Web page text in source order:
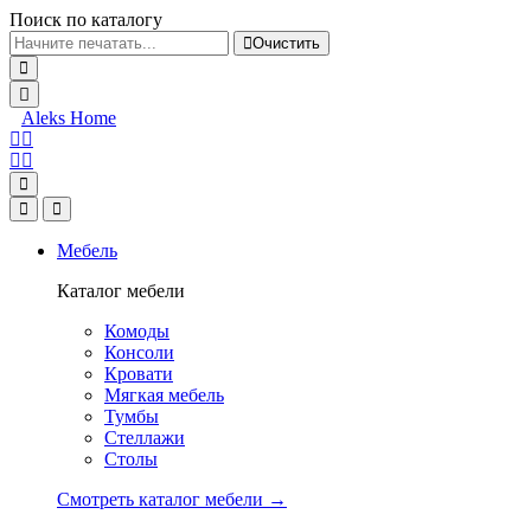
Поиск по каталогу
Очистить
Aleks Home
Мебель
Каталог мебели
Комоды
Консоли
Кровати
Мягкая мебель
Тумбы
Стеллажи
Столы
Смотреть каталог мебели →